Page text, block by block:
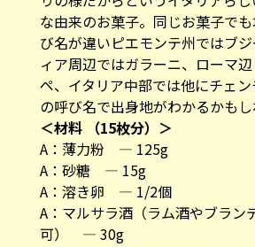
な由来のお菓子。同じお菓子で
び名が違いピエモンテ州ではブ
ィア周辺ではガラーニ、ローマ
ペ、イタリア中部では他にチェ
の呼び名で出身地がわかるかもし
＜材料 （15枚分）＞
A：薄力粉 ― 125g
A：砂糖 ― 15g
A：溶き卵 ― 1/2個
A：マルサラ酒（ラム酒やブラン
可） ― 30g